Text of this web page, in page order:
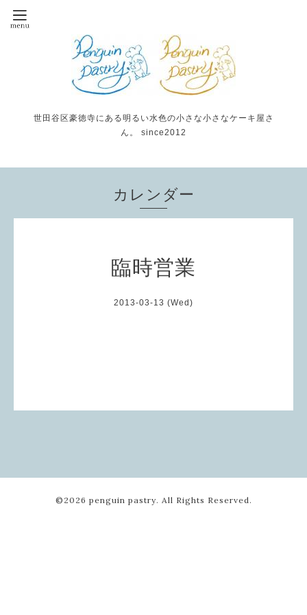
世田谷区豪徳寺にある明るい水色の小さな小さなケーキ屋さ
ん。 since2012
カレンダー
臨時営業
2013-03-13 (Wed)
©2026 penguin pastry. All Rights Reserved.